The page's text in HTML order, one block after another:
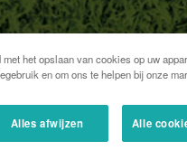
het opslaan van cookies op uw
en om ons te helpen bij onze
Alles afwijzen Alle